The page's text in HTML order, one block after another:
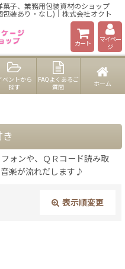
菓子、業務用包装資材のショップ
包装あり・なし)｜株式会社オクト
カート
マイペー
ジ
ベントから
探す
FAQよくあるご
質問
ホーム
き
ォンや、ＱＲコード読み取
楽が流れだします♪
表示順変更